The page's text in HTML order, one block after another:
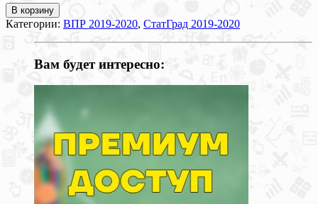
В корзину
Категории: ВПР 2019-2020, СтатГрад 2019-2020
Вам будет интересно: